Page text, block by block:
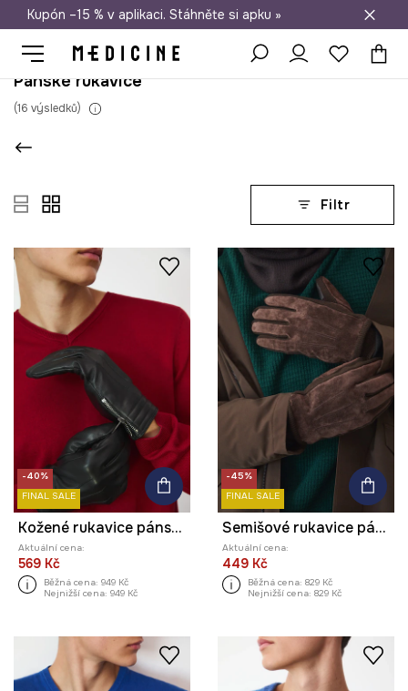
Doprava zdarma při nákupu nad 1 200 Kč
Kupón –15 % v aplikaci. Stáhněte si apku »
Pánské rukavice
(16 výsledků)
Filtr
-40%
FINAL SALE
Kožené rukavice pánské hladký povrch černá barva
Aktuální cena:
569 Kč
Běžná cena: 949 Kč
Nejnižší cena: 949 Kč
-45%
FINAL SALE
Semišové rukavice pánské
Aktuální cena:
449 Kč
Běžná cena: 829 Kč
Nejnižší cena: 829 Kč